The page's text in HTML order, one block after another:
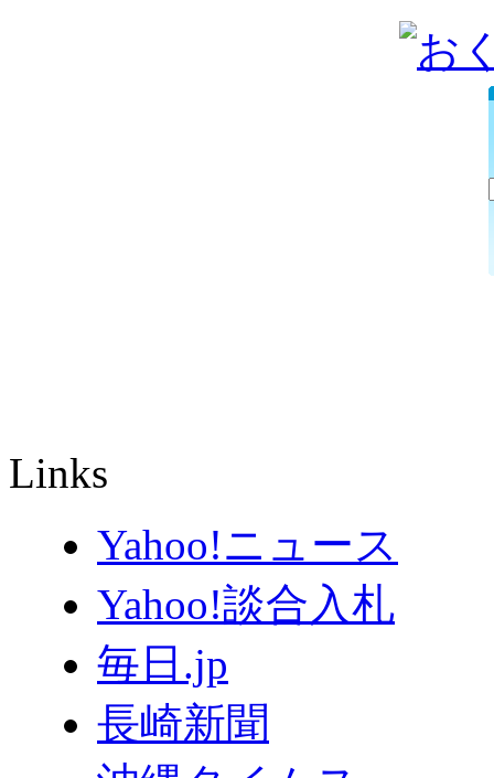
Links
Yahoo!ニュース
Yahoo!談合入札
毎日.jp
長崎新聞